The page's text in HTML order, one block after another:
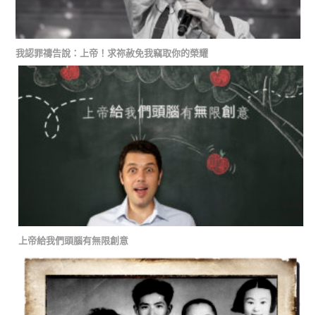
我認罪禱告說：上帝！求祢赦免我竊取你的榮耀
上帝給我們頭腦有無限創意